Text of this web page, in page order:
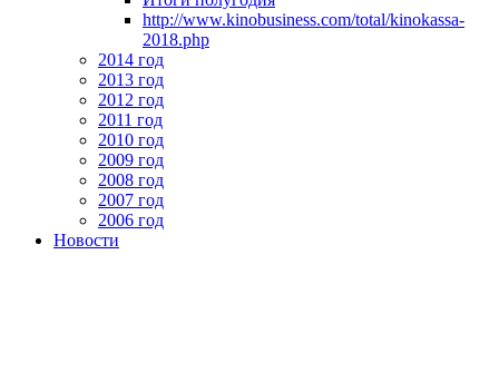
http://www.kinobusiness.com/total/kinokassa-
2018.php
2014 год
2013 год
2012 год
2011 год
2010 год
2009 год
2008 год
2007 год
2006 год
Новости